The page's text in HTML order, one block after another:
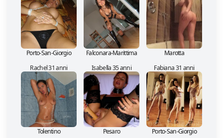
Porto-San-Giorgio Falconara-Marittima
Marotta
Rachel 31 anni
Tolentino
Isabella 35 anni
Pesaro
Fabiana 31 anni
Porto-San-Giorgio